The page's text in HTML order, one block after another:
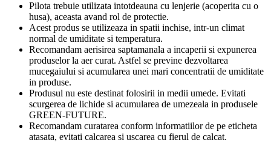
Pilota trebuie utilizata intotdeauna cu lenjerie (acoperita cu o
husa), aceasta avand rol de protectie.
Acest produs se utilizeaza in spatii inchise, intr-un climat
normal de umiditate si temperatura.
Recomandam aerisirea saptamanala a incaperii si expunerea
produselor la aer curat. Astfel se previne dezvoltarea
mucegaiului si acumularea unei mari concentratii de umiditate
in produse.
Produsul nu este destinat folosirii in medii umede. Evitati
scurgerea de lichide si acumularea de umezeala in produsele
GREEN-FUTURE.
Recomandam curatarea conform informatiilor de pe eticheta
atasata, evitati calcarea si uscarea cu fierul de calcat.